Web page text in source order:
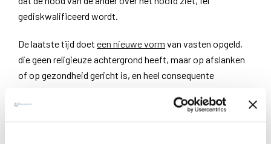
gediskwalificeerd wordt.
De laatste tijd doet een nieuwe vorm van vasten opgeld,
die geen religieuze achtergrond heeft, maar op afslanken
of op gezondheid gericht is, en heel consequente
Vasten en de mystieke ruimte